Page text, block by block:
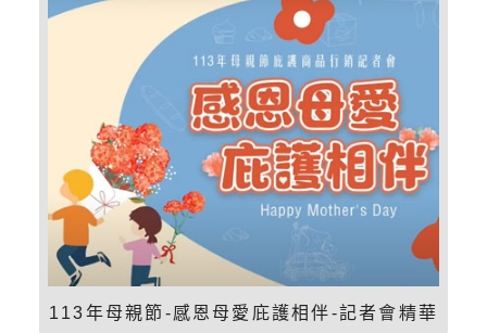
113年母親節-感恩母愛庇護相伴-記者會精華